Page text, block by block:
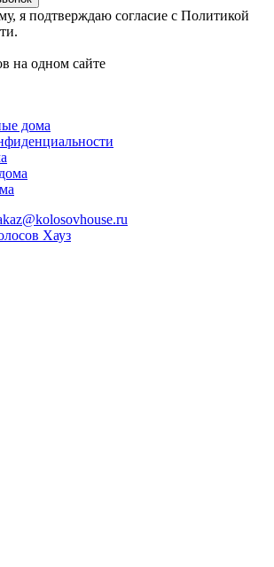
я подтверждаю согласие с Политикой
на одном сайте
дома
Хауз